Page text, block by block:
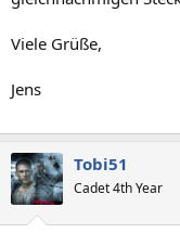
Viele Grüße,
Jens
Tobi51
Cadet 4th Year